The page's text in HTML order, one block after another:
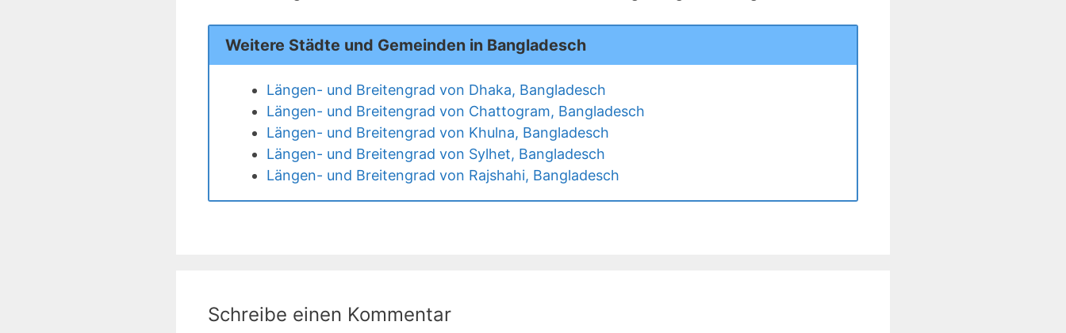
Weitere Städte und Gemeinden in Bangladesch
Längen- und Breitengrad von Dhaka, Bangladesch
Längen- und Breitengrad von Chattogram, Bangladesch
Längen- und Breitengrad von Khulna, Bangladesch
Längen- und Breitengrad von Sylhet, Bangladesch
Längen- und Breitengrad von Rajshahi, Bangladesch
Schreibe einen Kommentar